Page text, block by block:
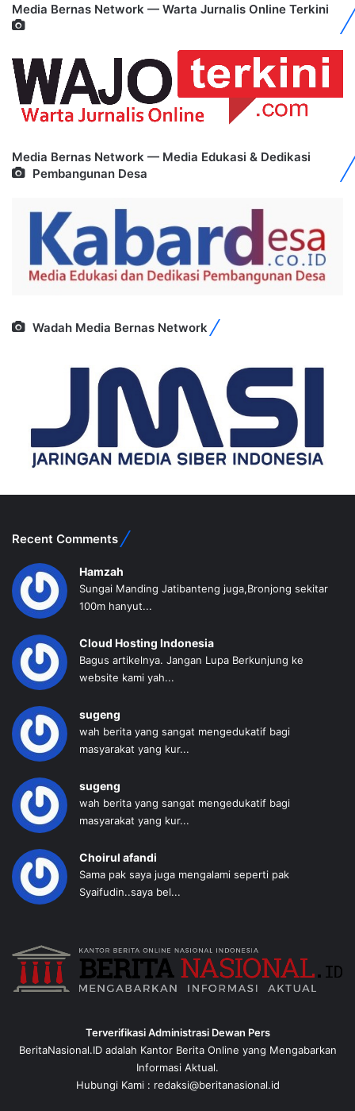
Media Bernas Network — Warta Jurnalis Online Terkini
Media Bernas Network — Media Edukasi & Dedikasi
Pembangunan Desa
Wadah Media Bernas Network
Recent Comments
Hamzah
Sungai Manding Jatibanteng juga,Bronjong sekitar
100m hanyut...
Cloud Hosting Indonesia
Bagus artikelnya. Jangan Lupa Berkunjung ke
website kami yah...
sugeng
wah berita yang sangat mengedukatif bagi
masyarakat yang kur...
sugeng
wah berita yang sangat mengedukatif bagi
masyarakat yang kur...
Choirul afandi
Sama pak saya juga mengalami seperti pak
Syaifudin..saya bel...
Terverifikasi Administrasi Dewan Pers
BeritaNasional.ID adalah Kantor Berita Online yang Mengabarkan
Informasi Aktual.
Hubungi Kami : redaksi@beritanasional.id